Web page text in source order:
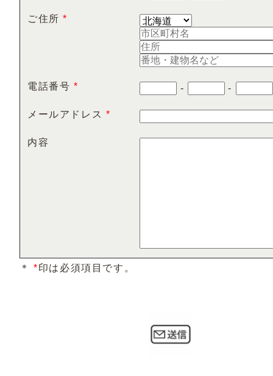
ご住所 *
電話番号 * - -
メールアドレス *
内容
＊ *印は必須項目です。